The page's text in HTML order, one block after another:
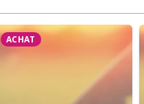
ACHAT